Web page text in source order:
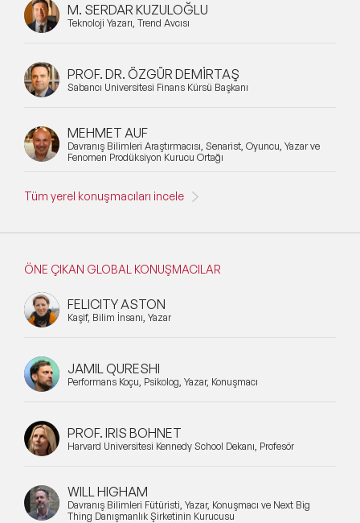
M. SERDAR KUZULOĞLU
Teknoloji Yazarı, Trend Avcısı
PROF. DR. ÖZGÜR DEMİRTAŞ
Sabancı Üniversitesi Finans Kürsü Başkanı
MEHMET AUF
Davranış Bilimleri Araştırmacısı, Senarist, Oyuncu, Yazar ve
Fenomen Prodüksiyon Kurucu Ortağı
Tüm yerel konuşmacıları incele
ÖNE ÇIKAN GLOBAL KONUŞMACILAR
FELICITY ASTON
Kaşif, Bilim İnsanı, Yazar
JAMIL QURESHI
Performans Koçu, Psikolog, Yazar, Konuşmacı
PROF. IRIS BOHNET
Harvard Üniversitesi Kennedy School Dekanı, Profesör
WILL HIGHAM
Davranış Bilimleri Fütüristi, Yazar, Konuşmacı ve Next Big
Thing Danışmanlık Şirketinin Kurucusu